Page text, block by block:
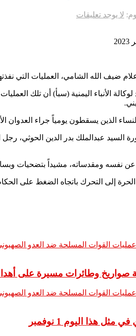
لا يوجد تعليقات
ضيف الله الشامي، العمليات التي
الأنباء اليمنية (سبأ) أن تلك
الذين يسقطون يومياً جراء
السيد عبدالملك بدر الدين الحوثي،
ومقدساته، مشيداً بتضحيات
إلى التحرك باتجاه الضغط على
صواريخ وطائرات مسيرة على
هذا اليوم 1 نوفمبر